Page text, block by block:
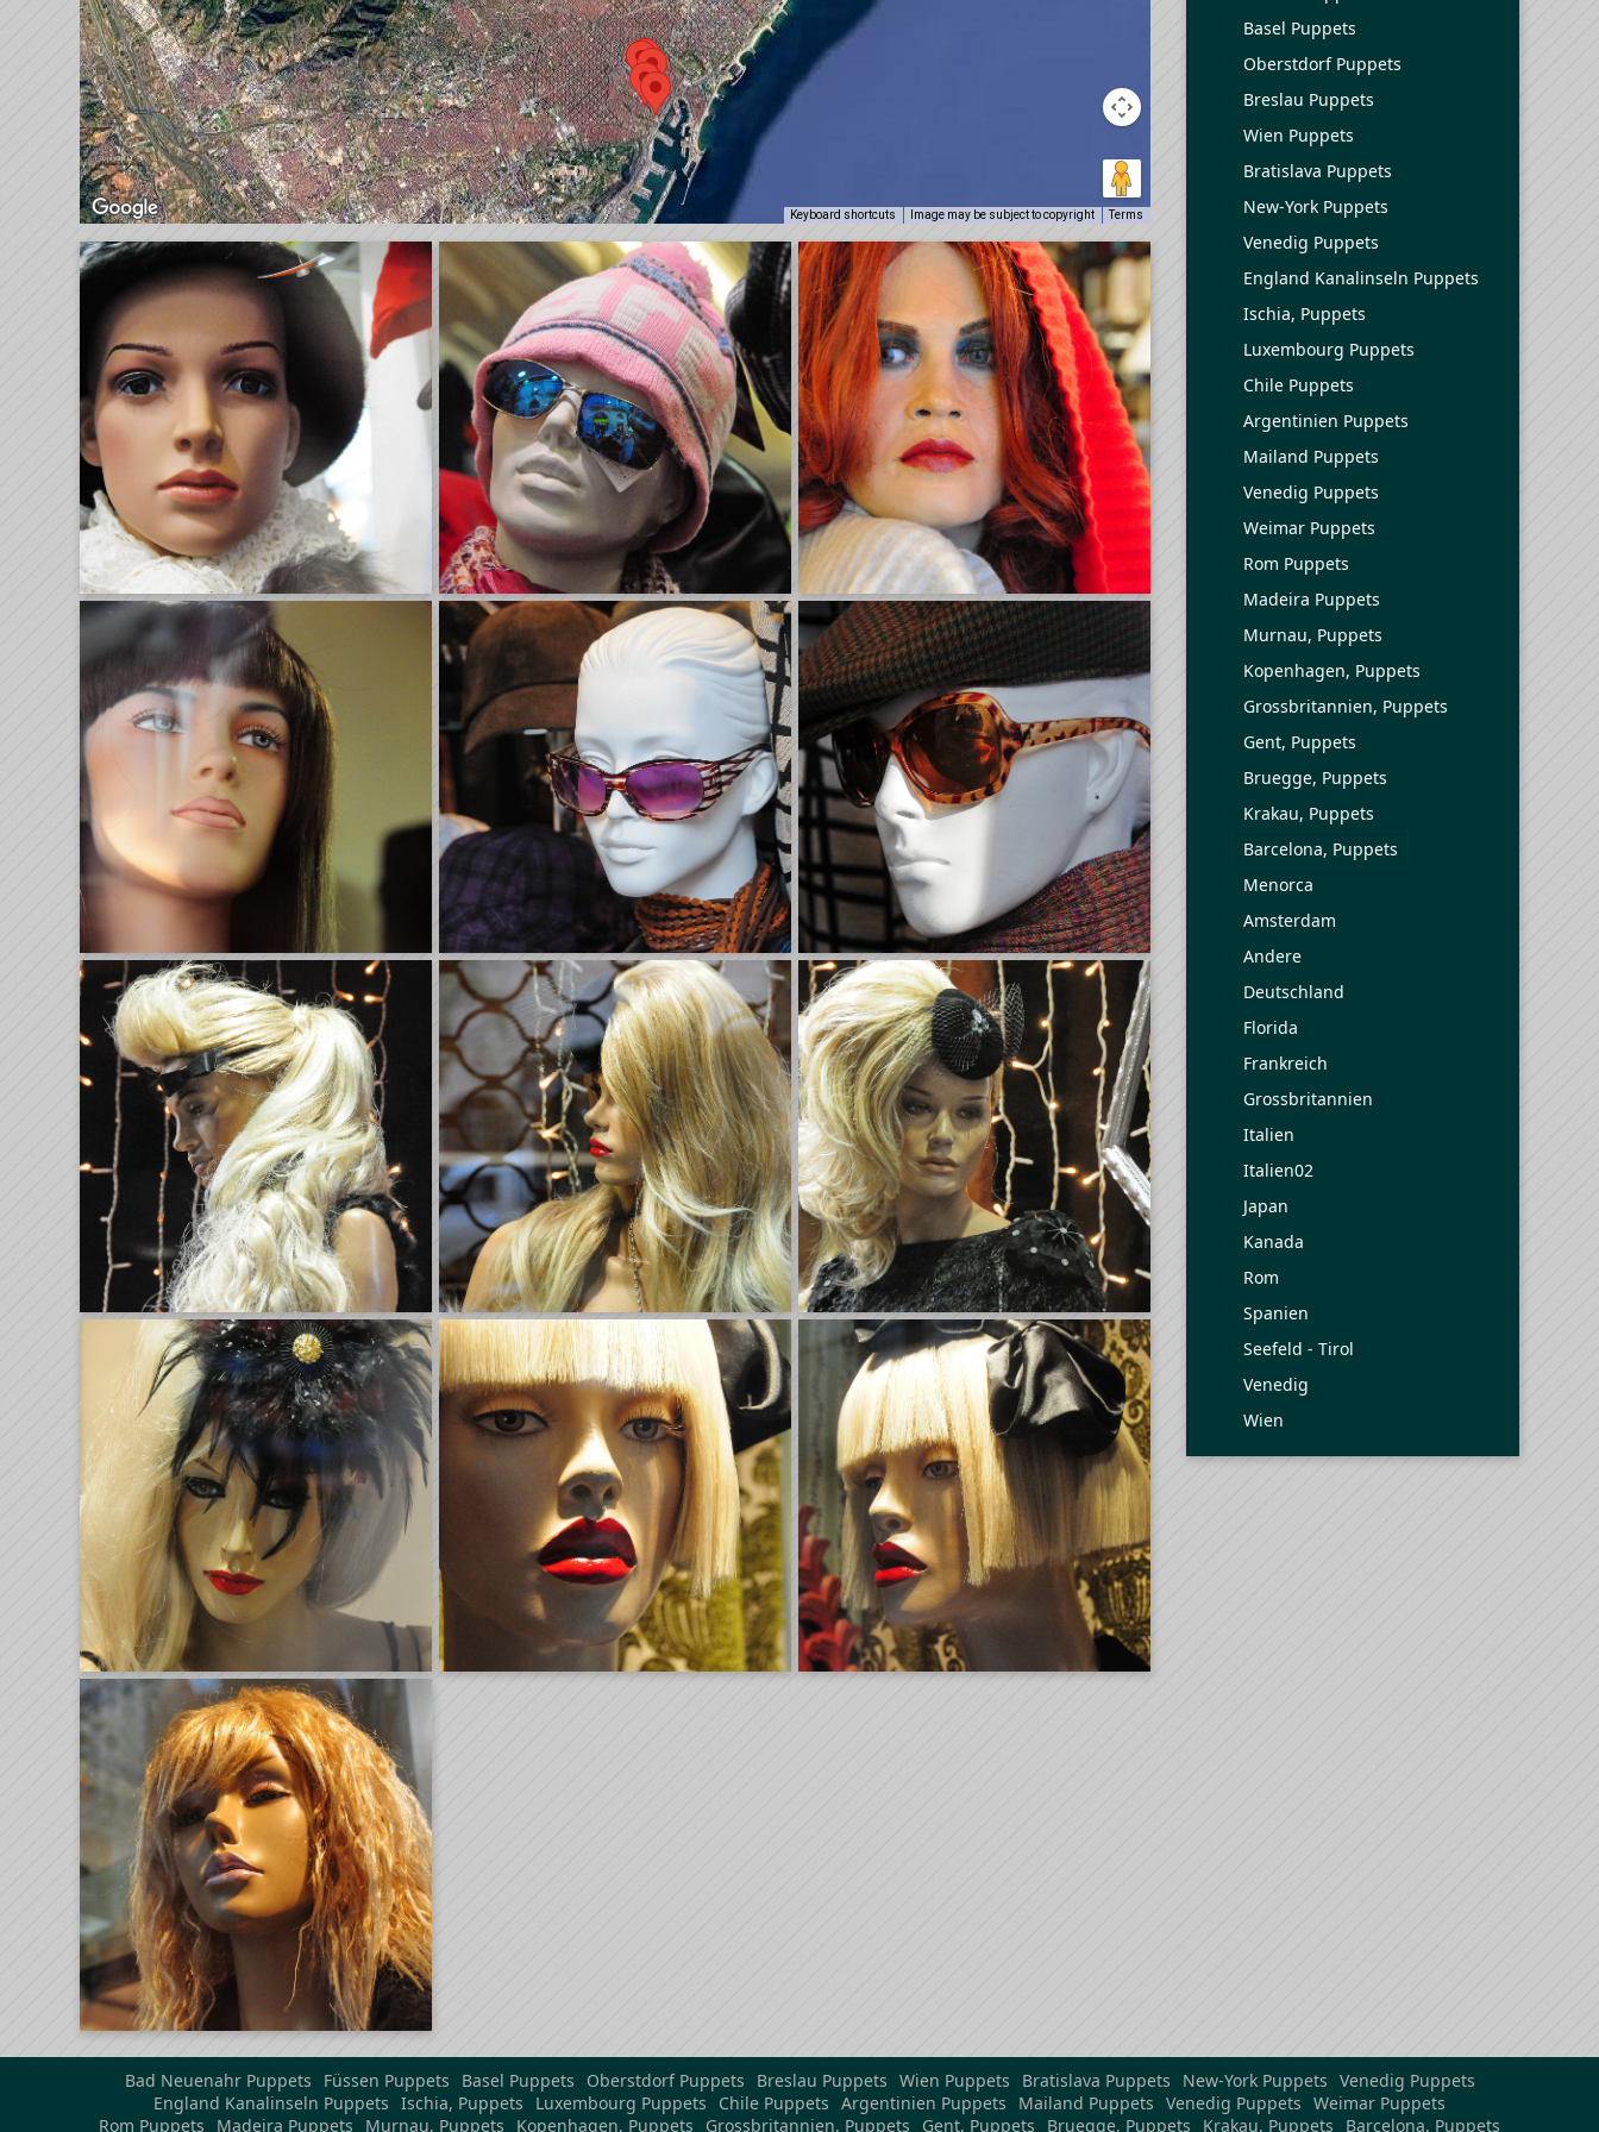
Keyboard shortcuts Image may be subject to copyright Terms
Basel Puppets
Oberstdorf Puppets
Breslau Puppets
Wien Puppets
Bratislava Puppets
New-York Puppets
Venedig Puppets
England Kanalinseln Puppets
Ischia, Puppets
Luxembourg Puppets
Chile Puppets
Argentinien Puppets
Mailand Puppets
Venedig Puppets
Weimar Puppets
Rom Puppets
Madeira Puppets
Murnau, Puppets
Kopenhagen, Puppets
Grossbritannien, Puppets
Gent, Puppets
Bruegge, Puppets
Krakau, Puppets
Barcelona, Puppets
Menorca
Amsterdam
Andere
Deutschland
Florida
Frankreich
Grossbritannien
Italien
Italien02
Japan
Kanada
Rom
Spanien
Seefeld - Tirol
Venedig
Wien
Bad Neuenahr Puppets Füssen Puppets Basel Puppets Oberstdorf Puppets Breslau Puppets Wien Puppets Bratislava Puppets New-York Puppets Venedig Puppets
England Kanalinseln Puppets Ischia, Puppets Luxembourg Puppets Chile Puppets Argentinien Puppets Mailand Puppets Venedig Puppets Weimar Puppets
Rom Puppets
Madeira Puppets Murnau, Puppets Kopenhagen, Puppets Grossbritannien, Puppets Gent, Puppets Bruegge, Puppets Krakau, Puppets Barcelona, Puppets